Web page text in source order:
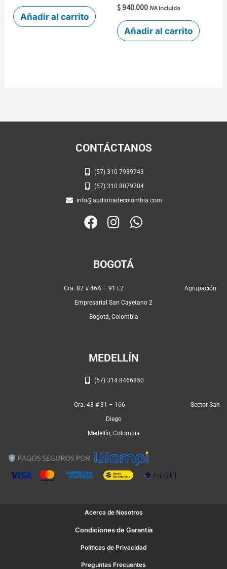
Añadir al carrito
$940.000 IVA Incluido
Añadir al carrito
CONTÁCTANOS
(57) 310 7939743
(57) 310 8079704
info@audiotradecolombia.com
F
e
o
o
k
I
t
g
r
a
W
p
p
BOGOTÁ
Cra. 82 # 46A – 91 L2 Agrupación
Empresarial San Cayetano 2
Bogotá, Colombia
MEDELLÍN
(57) 314 8466850
Cra. 43 # 31 – 166 Sector San
Diego
Medellín, Colombia
Acerca de Nosotros
Condiciones de Garantía
Políticas de Privacidad
Preguntas Frecuentes